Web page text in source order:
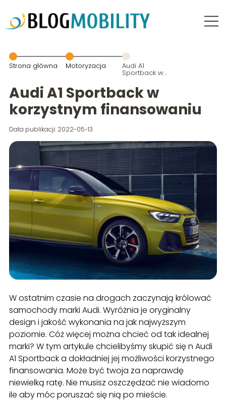
Strona główna Motoryzacja Audi A1
Sportback w
korzystnym
finansowaniu
Audi A1 Sportback w
korzystnym finansowaniu
Data publikacji: 2022-05-13
W ostatnim czasie na drogach zaczynają królować
samochody marki Audi. Wyróżnia je oryginalny
design i jakość wykonania na jak najwyższym
poziomie. Cóż więcej można chcieć od tak idealnej
marki? W tym artykule chcielibyśmy skupić się n Audi
A1 Sportback a dokładniej jej możliwości korzystnego
finansowania. Może być twoja za naprawdę
niewielką ratę. Nie musisz oszczędzać nie wiadomo
ile aby móc poruszać się nią po mieście.